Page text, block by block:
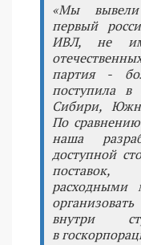
«Мы
первый
ИВЛ, не
партия -
поступила в
Сибири,
По
наша
доступной
поставок,
расходными
внутри
в